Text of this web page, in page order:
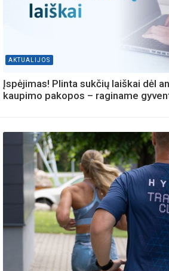
AKTUALIJOS
Įspėjimas! Plinta sukčių laiškai dėl
kaupimo pakopos – raginame